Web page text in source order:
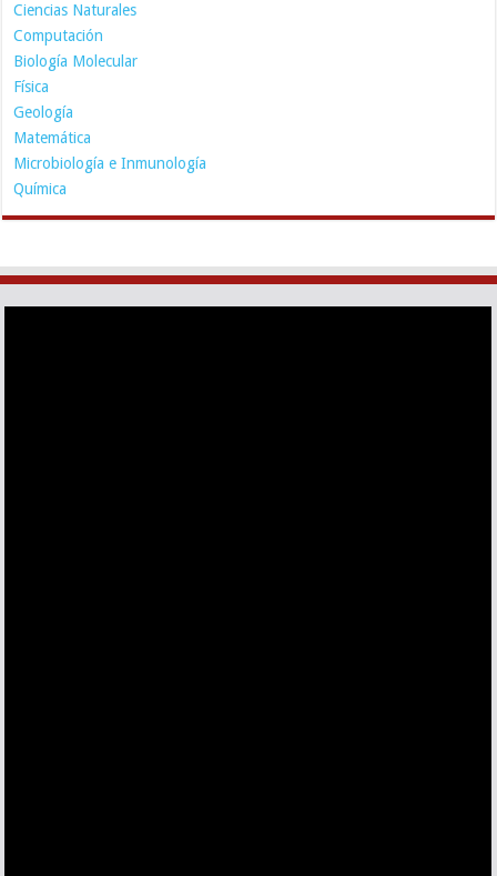
Ciencias Naturales
Computación
Biología Molecular
Física
Geología
Matemática
Microbiología e Inmunología
Química